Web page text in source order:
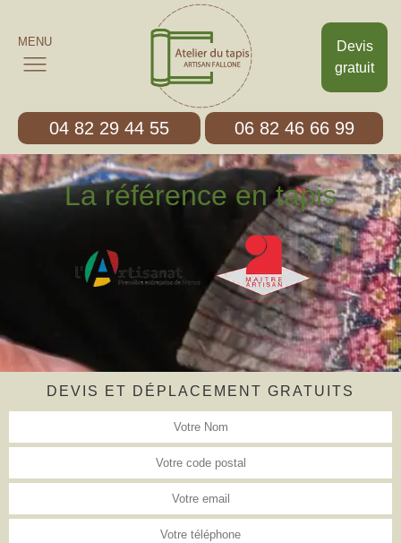
Devis
gratuit
MENU
04 82 29 44 55 06 82 46 66 99
La référence en tapis
DEVIS ET DÉPLACEMENT GRATUITS